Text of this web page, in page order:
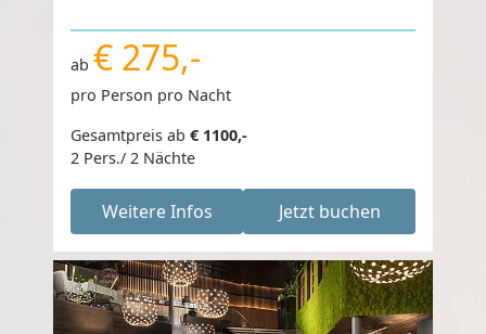
ab € 275,-
pro Person pro Nacht
Gesamtpreis ab € 1100,-
2 Pers./ 2 Nächte
Weitere Infos Jetzt buchen